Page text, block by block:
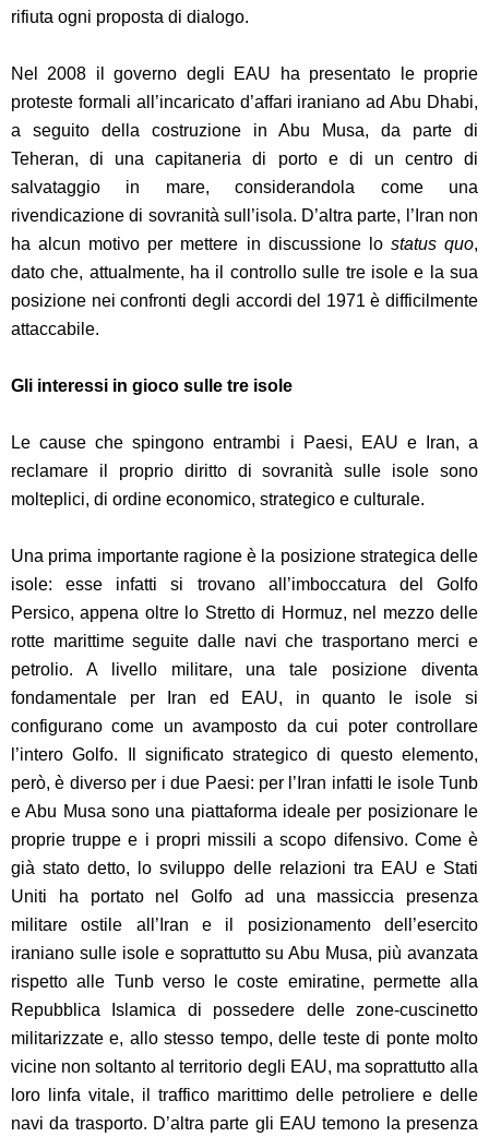
rifiuta ogni proposta di dialogo.
Nel 2008 il governo degli EAU ha presentato le proprie
proteste formali all’incaricato d’affari iraniano ad Abu Dhabi,
a seguito della costruzione in Abu Musa, da parte di
Teheran, di una capitaneria di porto e di un centro di
salvataggio in mare, considerandola come una
rivendicazione di sovranità sull’isola. D’altra parte, l’Iran non
ha alcun motivo per mettere in discussione lo status quo,
dato che, attualmente, ha il controllo sulle tre isole e la sua
posizione nei confronti degli accordi del 1971 è difficilmente
attaccabile.
Gli interessi in gioco sulle tre isole
Le cause che spingono entrambi i Paesi, EAU e Iran, a
reclamare il proprio diritto di sovranità sulle isole sono
molteplici, di ordine economico, strategico e culturale.
Una prima importante ragione è la posizione strategica delle
isole: esse infatti si trovano all’imboccatura del Golfo
Persico, appena oltre lo Stretto di Hormuz, nel mezzo delle
rotte marittime seguite dalle navi che trasportano merci e
petrolio. A livello militare, una tale posizione diventa
fondamentale per Iran ed EAU, in quanto le isole si
configurano come un avamposto da cui poter controllare
l’intero Golfo. Il significato strategico di questo elemento,
però, è diverso per i due Paesi: per l’Iran infatti le isole Tunb
e Abu Musa sono una piattaforma ideale per posizionare le
proprie truppe e i propri missili a scopo difensivo. Come è
già stato detto, lo sviluppo delle relazioni tra EAU e Stati
Uniti ha portato nel Golfo ad una massiccia presenza
militare ostile all’Iran e il posizionamento dell’esercito
iraniano sulle isole e soprattutto su Abu Musa, più avanzata
rispetto alle Tunb verso le coste emiratine, permette alla
Repubblica Islamica di possedere delle zone-cuscinetto
militarizzate e, allo stesso tempo, delle teste di ponte molto
vicine non soltanto al territorio degli EAU, ma soprattutto alla
loro linfa vitale, il traffico marittimo delle petroliere e delle
navi da trasporto. D’altra parte gli EAU temono la presenza